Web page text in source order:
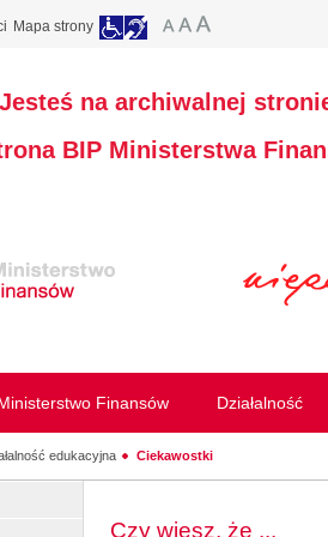
Mapa strony
Jesteś na archiwalnej
BIP Ministerstwa
Finansów Działalność
edukacyjna Ciekawostki
Czy wiesz, że ...